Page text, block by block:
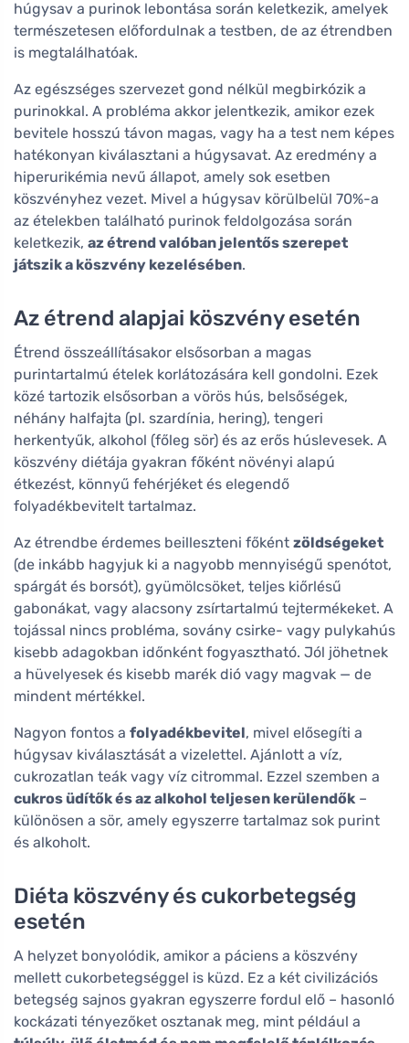
húgysav a purinok lebontása során keletkezik, amelyek
természetesen előfordulnak a testben, de az étrendben
is megtalálhatóak.
Az egészséges szervezet gond nélkül megbirkózik a
purinokkal. A probléma akkor jelentkezik, amikor ezek
bevitele hosszú távon magas, vagy ha a test nem képes
hatékonyan kiválasztani a húgysavat. Az eredmény a
hiperurikémia nevű állapot, amely sok esetben
köszvényhez vezet. Mivel a húgysav körülbelül 70%-a
az ételekben található purinok feldolgozása során
keletkezik, az étrend valóban jelentős szerepet
játszik a köszvény kezelésében.
Az étrend alapjai köszvény esetén
Étrend összeállításakor elsősorban a magas
purintartalmú ételek korlátozására kell gondolni. Ezek
közé tartozik elsősorban a vörös hús, belsőségek,
néhány halfajta (pl. szardínia, hering), tengeri
herkentyűk, alkohol (főleg sör) és az erős húslevesek. A
köszvény diétája gyakran főként növényi alapú
étkezést, könnyű fehérjéket és elegendő
folyadékbevitelt tartalmaz.
Az étrendbe érdemes beilleszteni főként zöldségeket
(de inkább hagyjuk ki a nagyobb mennyiségű spenótot,
spárgát és borsót), gyümölcsöket, teljes kiőrlésű
gabonákat, vagy alacsony zsírtartalmú tejtermékeket. A
tojással nincs probléma, sovány csirke- vagy pulykahús
kisebb adagokban időnként fogyasztható. Jól jöhetnek
a hüvelyesek és kisebb marék dió vagy magvak — de
mindent mértékkel.
Nagyon fontos a folyadékbevitel, mivel elősegíti a
húgysav kiválasztását a vizelettel. Ajánlott a víz,
cukrozatlan teák vagy víz citrommal. Ezzel szemben a
cukros üdítők és az alkohol teljesen kerülendők –
különösen a sör, amely egyszerre tartalmaz sok purint
és alkoholt.
Diéta köszvény és cukorbetegség
esetén
A helyzet bonyolódik, amikor a páciens a köszvény
mellett cukorbetegséggel is küzd. Ez a két civilizációs
betegség sajnos gyakran egyszerre fordul elő – hasonló
kockázati tényezőket osztanak meg, mint például a